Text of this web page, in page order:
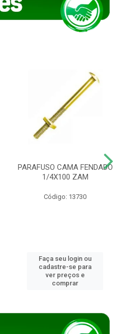
PARAFUSO CAMA FENDADO
1/4X100 ZAM
Código: 13730
Faça seu login ou
cadastre-se para
ver preços e
comprar